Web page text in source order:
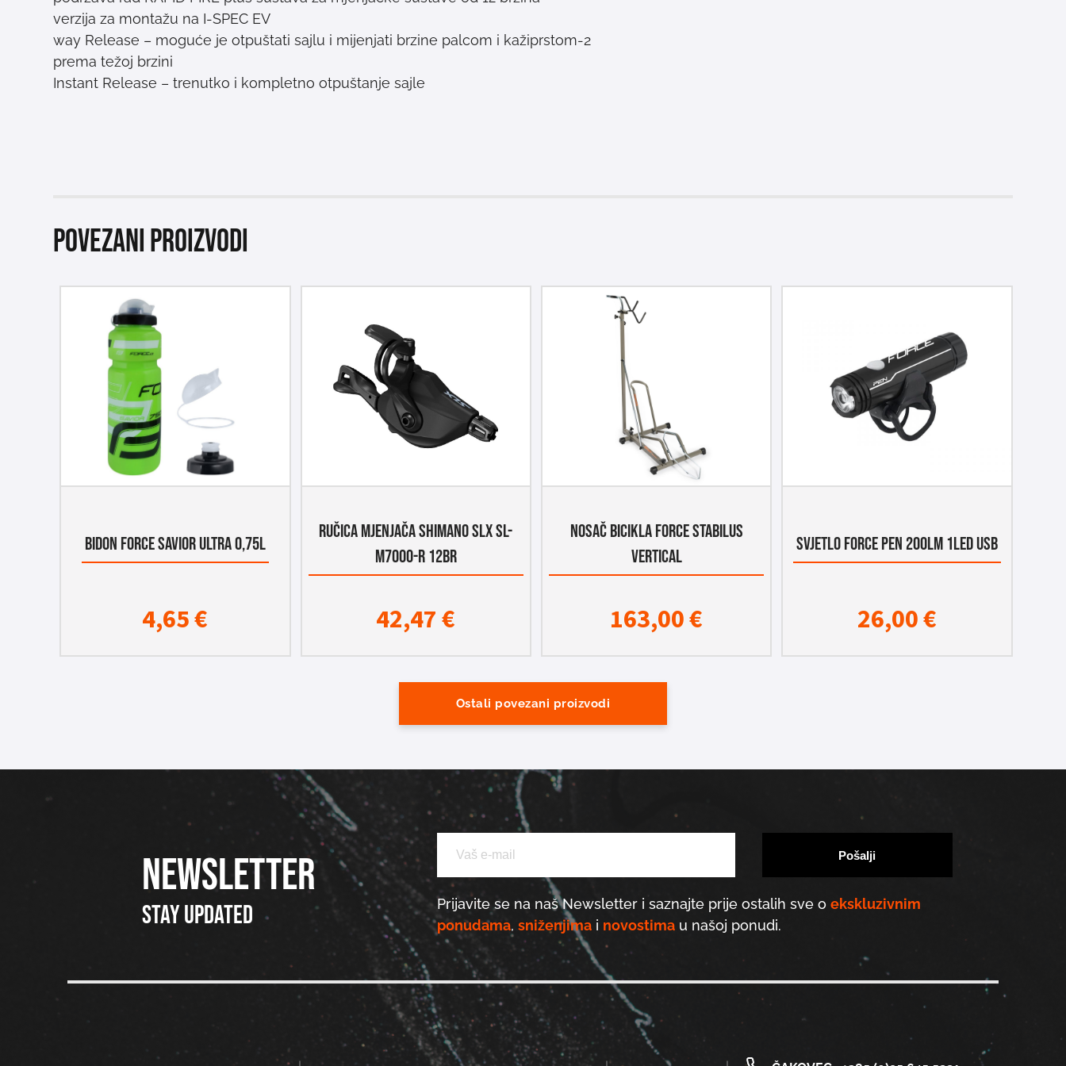
verzija za montažu na I-SPEC EV
2-way Release – moguće je otpuštati sajlu i mijenjati brzine palcom i kažiprstom
prema težoj brzini
Instant Release – trenutko i kompletno otpuštanje sajle
Povezani proizvodi
BIDON FORCE SAVIOR ULTRA 0,75L
4,65€
RUČICA MJENJAČA SHIMANO SLX SL-
M7000-R 12BR
42,47€
NOSAČ BICIKLA FORCE STABILUS
VERTICAL
163,00€
SVJETLO FORCE PEN 200LM 1LED USB
26,00€
Ostali povezani proizvodi
NEWSLETTER
Stay updated Prijavite se na naš Newsletter i saznajte prije ostalih sve o ekskluzivnim
ponudama, sniženjimai novostimau našoj ponudi.